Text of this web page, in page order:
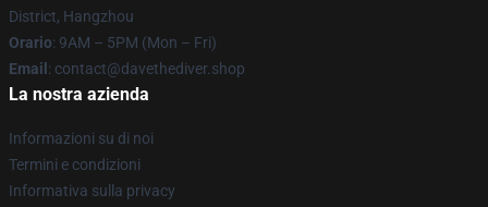
District, Hangzhou
Orario: 9AM – 5PM (Mon – Fri)
Email : contact@davethediver.shop
La nostra azienda
Informazioni su di noi
Termini e condizioni
Informativa sulla privacy